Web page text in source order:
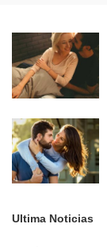
Ultima Noticias